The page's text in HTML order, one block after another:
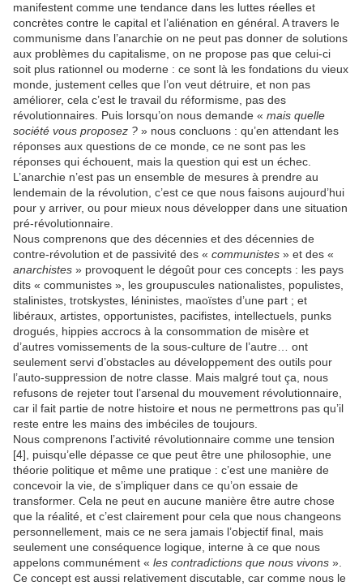
manifestent comme une tendance dans les luttes réelles et
concrètes contre le capital et l’aliénation en général. A travers le
communisme dans l’anarchie on ne peut pas donner de solutions
aux problèmes du capitalisme, on ne propose pas que celui-ci
soit plus rationnel ou moderne : ce sont là les fondations du vieux
monde, justement celles que l’on veut détruire, et non pas
améliorer, cela c’est le travail du réformisme, pas des
révolutionnaires. Puis lorsqu’on nous demande « mais quelle
société vous proposez ? » nous concluons : qu’en attendant les
réponses aux questions de ce monde, ce ne sont pas les
réponses qui échouent, mais la question qui est un échec.
L’anarchie n’est pas un ensemble de mesures à prendre au
lendemain de la révolution, c’est ce que nous faisons aujourd’hui
pour y arriver, ou pour mieux nous développer dans une situation
pré-révolutionnaire.
Nous comprenons que des décennies et des décennies de
contre-révolution et de passivité des « communistes » et des «
anarchistes » provoquent le dégoût pour ces concepts : les pays
dits « communistes », les groupuscules nationalistes, populistes,
stalinistes, trotskystes, léninistes, maoïstes d’une part ; et
libéraux, artistes, opportunistes, pacifistes, intellectuels, punks
drogués, hippies accrocs à la consommation de misère et
d’autres vomissements de la sous-culture de l’autre… ont
seulement servi d’obstacles au développement des outils pour
l’auto-suppression de notre classe. Mais malgré tout ça, nous
refusons de rejeter tout l’arsenal du mouvement révolutionnaire,
car il fait partie de notre histoire et nous ne permettrons pas qu’il
reste entre les mains des imbéciles de toujours.
Nous comprenons l’activité révolutionnaire comme une tension
[4], puisqu’elle dépasse ce que peut être une philosophie, une
théorie politique et même une pratique : c’est une manière de
concevoir la vie, de s’impliquer dans ce qu’on essaie de
transformer. Cela ne peut en aucune manière être autre chose
que la réalité, et c’est clairement pour cela que nous changeons
personnellement, mais ce ne sera jamais l’objectif final, mais
seulement une conséquence logique, interne à ce que nous
appelons communément « les contradictions que nous vivons ».
Ce concept est aussi relativement discutable, car comme nous le